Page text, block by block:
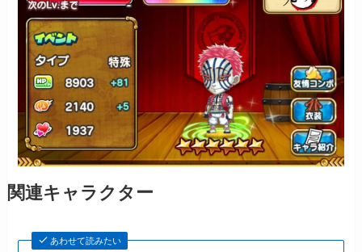
関連キャラクター
あわせて読みたい